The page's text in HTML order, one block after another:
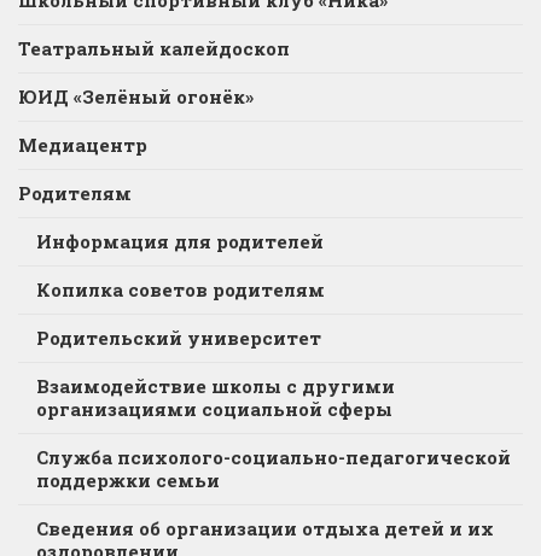
Театральный калейдоскоп
ЮИД «Зелёный огонёк»
Медиацентр
Родителям
Информация для родителей
Копилка советов родителям
Родительский университет
Взаимодействие школы с другими
организациями социальной сферы
Служба психолого-социально-педагогической
поддержки семьи
Сведения об организации отдыха детей и их
оздоровлении